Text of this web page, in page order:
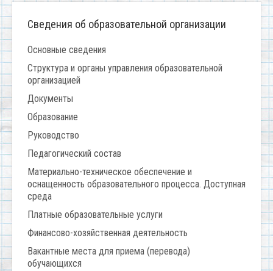
Сведения об образовательной организации
Основные сведения
Структура и органы управления образовательной
организацией
Документы
Образование
Руководство
Педагогический состав
Материально-техническое обеспечение и
оснащенность образовательного процесса. Доступная
среда
Платные образовательные услуги
Финансово-хозяйственная деятельность
Вакантные места для приема (перевода)
обучающихся